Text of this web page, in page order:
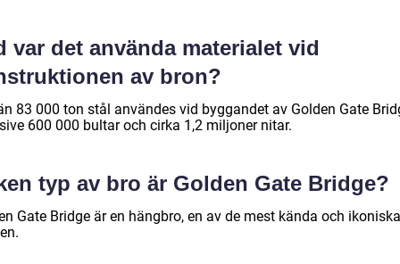
var det använda materialet vid
av bron?
83 000 ton stål användes vid byggandet av Golden Gate
600 000 bultar och cirka 1,2 miljoner nitar.
typ av bro är Golden Gate Bridge?
Gate Bridge är en hängbro, en av de mest kända och